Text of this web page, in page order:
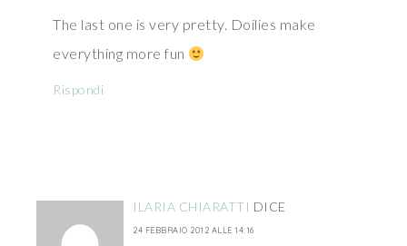
The last one is very pretty. Doilies make
everything more fun
Rispondi
ILARIA CHIARATTI DICE
24 FEBBRAIO 2012 ALLE 14:16